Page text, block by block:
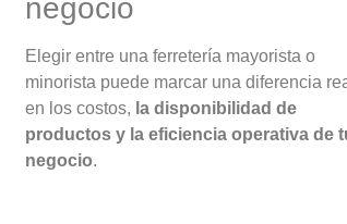
negocio
Elegir entre una ferretería mayorista o
minorista puede marcar una diferencia
en los costos, la disponibilidad de
productos y la eficiencia operativa de
negocio.